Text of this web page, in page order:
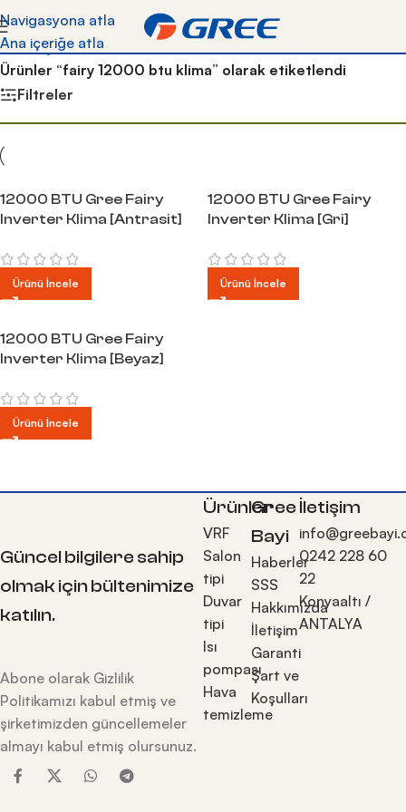
Navigasyona atla
Ana içeriğe atla
garantili Gree klimalara kapıda ödeme yöntemiyle
sahip olun!
Ana Sayfa/
Ürünler “fairy 12000 btu klima” olarak etiketlendi
Filtreler
12000 BTU Gree Fairy
Inverter Klima [Antrasit]
Ürünü İncele
12000 BTU Gree Fairy
Inverter Klima [Gri]
Ürünü İncele
12000 BTU Gree Fairy
Inverter Klima [Beyaz]
Ürünü İncele
Güncel bilgilere sahip
olmak için bültenimize
katılın.
Abone olarak Gizlilik
Politikamızı kabul etmiş ve
şirketimizden güncellemeler
almayı kabul etmiş olursunuz.
Ürünler
VRF
Salon
tipi
Duvar
tipi
Isı
pompası
Hava
temizleme
Gree
Bayi
Haberler
SSS
Hakkımızda
İletişim
Garanti
Şart ve
Koşulları
İletişim
0242 228 60
22
Konyaaltı /
ANTALYA